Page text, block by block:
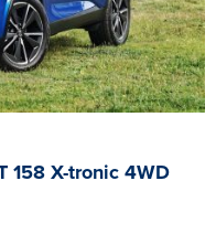
158 X-tronic 4WD